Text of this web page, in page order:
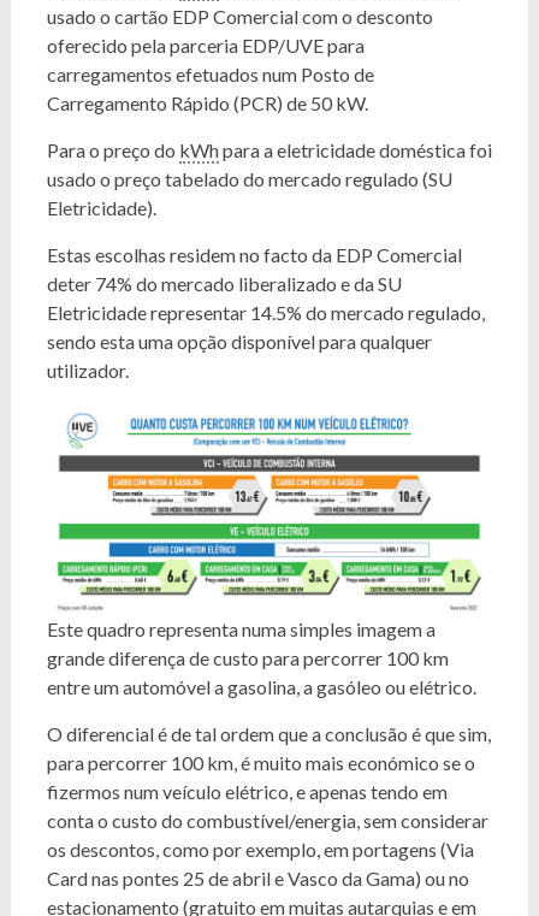
usado o cartão EDP Comercial com o desconto
oferecido pela parceria EDP/UVE para
carregamentos efetuados num Posto de
Carregamento Rápido (PCR) de 50 kW.
Para o preço do kWhpara a eletricidade doméstica foi
usado o preço tabelado do mercado regulado (SU
Eletricidade).
Estas escolhas residem no facto da EDP Comercial
deter 74% do mercado liberalizado e da SU
Eletricidade representar 14.5% do mercado regulado,
sendo esta uma opção disponível para qualquer
utilizador.
Este quadro representa numa simples imagem a
grande diferença de custo para percorrer 100 km
entre um automóvel a gasolina, a gasóleo ou elétrico.
O diferencial é de tal ordem que a conclusão é que sim,
para percorrer 100 km, é muito mais económico se o
fizermos num veículo elétrico, e apenas tendo em
conta o custo do combustível/energia, sem considerar
os descontos, como por exemplo, em portagens (Via
Card nas pontes 25 de abril e Vasco da Gama) ou no
estacionamento (gratuito em muitas autarquias e em